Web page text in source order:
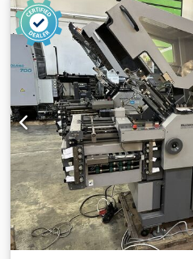
lâmina 1 bolso lateral Limpo